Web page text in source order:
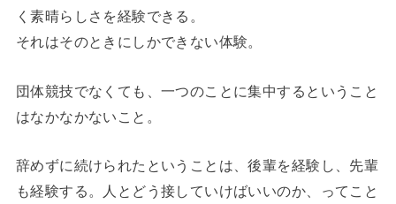
く素晴らしさを経験できる。
それはそのときにしかできない体験。
団体競技でなくても、一つのことに集中するということ
はなかなかないこと。
辞めずに続けられたということは、後輩を経験し、先輩
も経験する。人とどう接していけばいいのか、ってこと